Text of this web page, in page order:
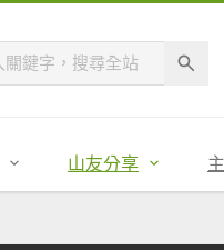
山友分享